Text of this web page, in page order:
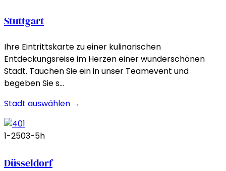
Stuttgart
Ihre Eintrittskarte zu einer kulinarischen
Entdeckungsreise im Herzen einer wunderschönen
Stadt. Tauchen Sie ein in unser Teamevent und
begeben Sie s…
Stadt auswählen →
1-2503-5h
Düsseldorf